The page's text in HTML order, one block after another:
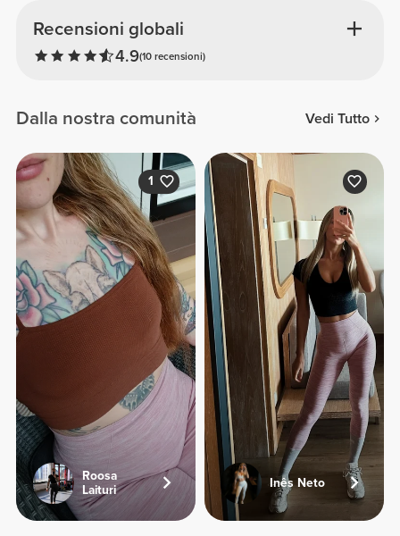
Recensioni globali
4.9(10 recensioni)
Dalla nostra comunità Vedi Tutto
1
Roosa
Laituri
Inês Neto